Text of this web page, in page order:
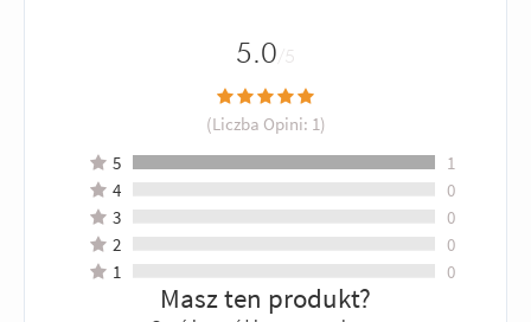
5.0 /5
(Liczba Opini: 1)
5
1
4
0
3
0
2
0
1
0
Masz ten produkt?